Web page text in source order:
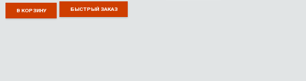
В КОРЗИНУ БЫСТРЫЙ ЗАКАЗ